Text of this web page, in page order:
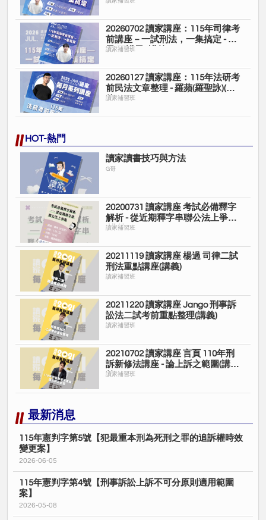
20260702 讀家講座：115年司律考
前講座－一試刑法，一集搞定 - 諾
恩(王諾恩)(講義)
讀家補習班
20260127 讀家講座：115年法研考
前民法文章整理 - 羅蘋(羅聖詠)(影
片)
讀家補習班
HOT-熱門
讀家讀書技巧與方法
G哥
20200731 讀家講座 考試必備釋字
解析 - 從近期釋字串聯公法上爭點
(講義)
讀家補習班
20211119 讀家講座 楊過 司律二試
刑法重點講座(講義)
讀家補習班
20211220 讀家講座 Jango 刑事訴
訟法二試考前重點整理(講義)
讀家補習班
20210702 讀家講座 言頁 110年刑
訴新修法講座 - 論上訴之範圍(講
義)
讀家補習班
最新消息
115年憲判字第5號【犯最重本刑為死刑之罪的追訴權時效
變更案】
2026-06-05
115年憲判字第4號【刑事訴訟上訴不可分原則適用範圍
案】
2026-05-08